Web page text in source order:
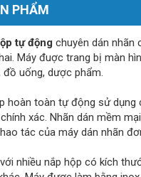
PHẨM
tự động chuyên dán nhãn
Máy đuợc trang bị màn
uống, dược phẩm.
hoàn toàn tự động sử
xác. Nhãn dán mềm
tác của máy dán nhãn
nhiều nắp hộp có kích